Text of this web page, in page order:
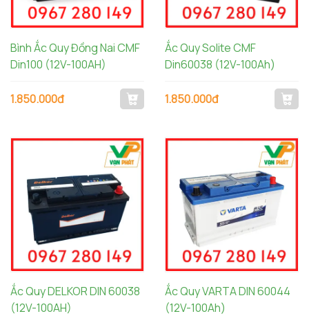
Bình Ắc Quy Đồng Nai CMF
Din100 (12V-100AH)
1.850.000đ
Ắc Quy Solite CMF
Din60038 (12V-100Ah)
1.850.000đ
Ắc Quy DELKOR DIN 60038
(12V-100AH)
Ắc Quy VARTA DIN 60044
(12V-100Ah)